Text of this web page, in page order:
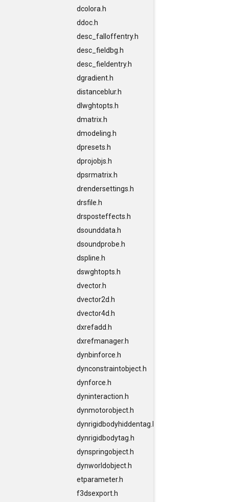
dcolora.h
ddoc.h
desc_falloffentry.h
desc_fieldbg.h
desc_fieldentry.h
dgradient.h
distanceblur.h
dlwghtopts.h
dmatrix.h
dmodeling.h
dpresets.h
dprojobjs.h
dpsrmatrix.h
drendersettings.h
drsfile.h
drsposteffects.h
dsounddata.h
dsoundprobe.h
dspline.h
dswghtopts.h
dvector.h
dvector2d.h
dvector4d.h
dxrefadd.h
dxrefmanager.h
dynbinforce.h
dynconstraintobject.h
dynforce.h
dyninteraction.h
dynmotorobject.h
dynrigidbodyhiddentag.h
dynrigidbodytag.h
dynspringobject.h
dynworldobject.h
etparameter.h
f3dsexport.h